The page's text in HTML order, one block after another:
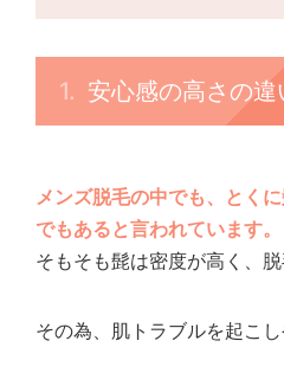
安心感の高さの違
メンズ脱毛の中でも、とく
でもあると言われています。
そもそも髭は密度が高く、
その為、肌トラブルを起こし